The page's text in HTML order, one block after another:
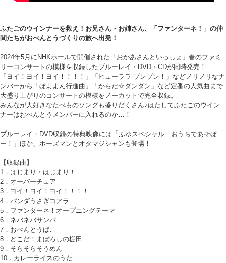
ふたごのウインナーを救え！お兄さん・お姉さん、「ファンターネ！」の仲
間たちがおべんとうづくりの旅へ出発！
2024年5月にNHKホールで開催された「おかあさんといっしょ」春のファミ
リーコンサートの模様を収録したブルーレイ・DVD・CDが同時発売！
「ヨイ！ヨイ！ヨイ！！！！」「ヒューララ ブンブン！」などノリノリなナ
ンバーから「ぼよよん行進曲」「からだ☆ダンダン」など定番の人気曲まで
大盛り上がりのコンサートの模様をノーカットで完全収録。
みんなが大好きなたべものソングも盛りだくさん♪はたしてふたごのウイン
ナーはおべんとうメンバーに入れるのか…！
ブルーレイ・DVD収録の特典映像には「ふゆスペシャル おうちであそぼ
ー！」ほか、ポーズマンとオタマジシャンも登場！
【収録曲】
1．はじまり・はじまり！
2．オーバーチュア
3．ヨイ！ヨイ！ヨイ！！！！
4．パンダうさぎコアラ
5．ファンターネ！オープニングテーマ
6．ネバネバサンバ
7．おべんとうばこ
8．どこだ！まぼろしの棚田
9．そらそらそうめん
10．カレーライスのうた